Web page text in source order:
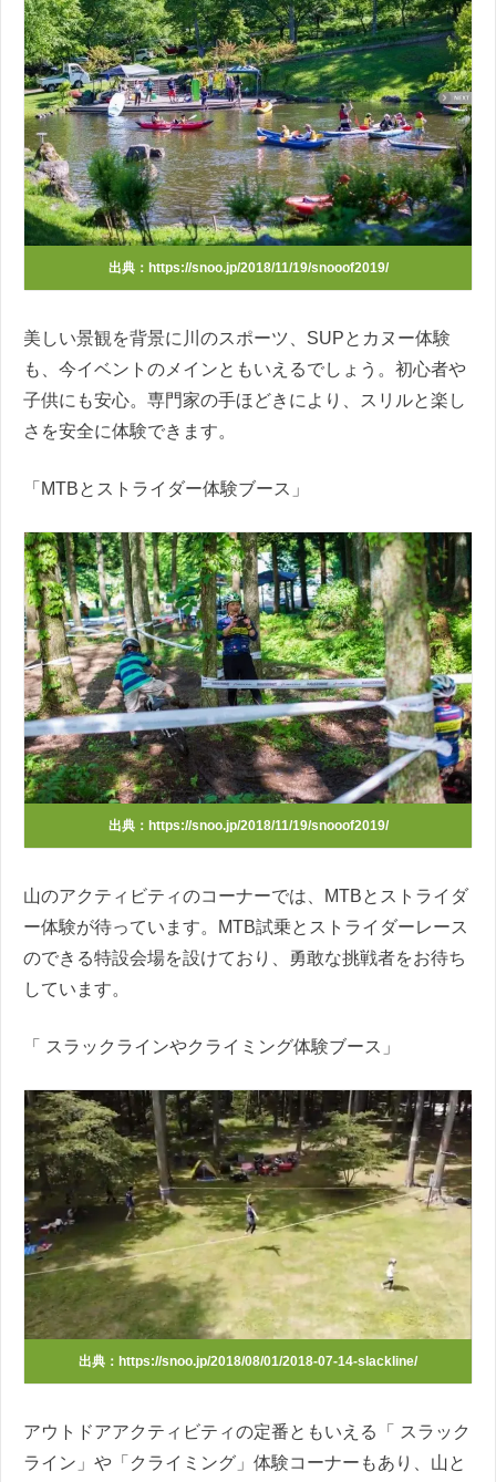
出典：https://snoo.jp/2018/11/19/snooof2019/
美しい景観を背景に川のスポーツ、 SUPとカヌー体験
も、今イベントのメインともいえるでしょう。初心者や
子供にも安心。専門家の手ほどきにより、
スリルと楽し
さを安全に体験できます。
「 MTBとストライダー体験ブース 」
出典：https://snoo.jp/2018/11/19/snooof2019/
山のアクティビティのコーナーでは、MTBとストライダ
ー体験が待っています。MTB試乗とストライダーレース
のできる特設会場を設けており、勇敢な挑戦者をお待ち
しています。
「 スラックラインやクライミング体験ブース」
出典：https://snoo.jp/2018/08/01/2018-07-14-slackline/
アウトドアアクティビティの定番ともいえる「 スラック
ライン」や「クライミング」体験コーナーもあり、山と